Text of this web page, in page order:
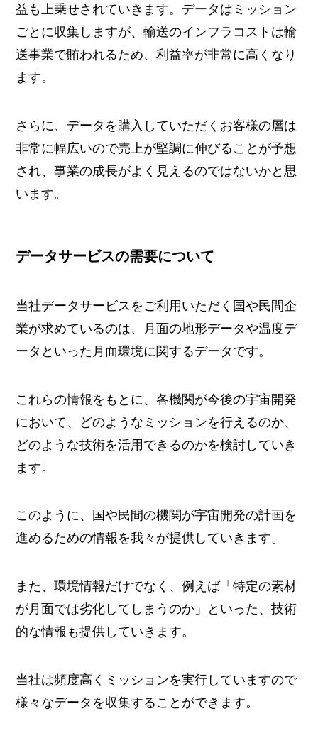
益も上乗せされていきます。データはミッション
ごとに収集しますが、輸送のインフラコストは輸
送事業で賄われるため、利益率が非常に高くなり
ます。
さらに、データを購入していただくお客様の層は
非常に幅広いので売上が堅調に伸びることが予想
され、事業の成長がよく見えるのではないかと思
います。
データサービスの需要について
当社データサービスをご利用いただく国や民間企
業が求めているのは、月面の地形データや温度デ
ータといった月面環境に関するデータです。
これらの情報をもとに、各機関が今後の宇宙開発
において、どのようなミッションを行えるのか、
どのような技術を活用できるのかを検討していき
ます。
このように、国や民間の機関が宇宙開発の計画を
進めるための情報を我々が提供していきます。
また、環境情報だけでなく、例えば「特定の素材
が月面では劣化してしまうのか」といった、技術
的な情報も提供していきます。
当社は頻度高くミッションを実行していますので
様々なデータを収集することができます。